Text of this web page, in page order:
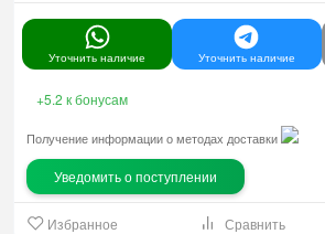
Уточнить наличие Уточнить наличие
+5.2 к бонусам
Избранное Сравнить
Получение информации о методах доставки
Уведомить о поступлении